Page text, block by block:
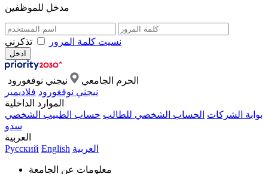
مدخل للموظفين
نسيت كلمة المرور تذكرني
الحرم الجامعي
نيجني نوفغورود
نيجني نوفغورود فلاديمير
الموارد الداخلية
بوابة الشركات الحساب الشخصي للطالب حساب الطبيب الشخصي
سدو
العربية
Русский English العربية
معلومات عن الجامعة